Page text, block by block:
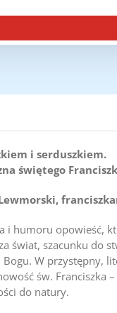
i serduszkiem.
świętego
i humoru opowieść,
świat, szacunku do
Bogu. W przystępny,
św. Franciszka
do natury.